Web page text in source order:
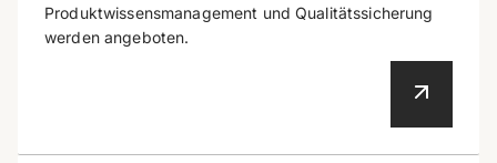
Produktwissensmanagement und Qualitätssicherung
werden angeboten.